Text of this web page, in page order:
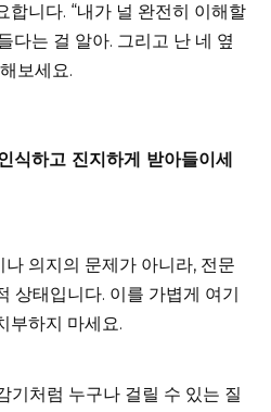
합니다. “내가 널 완전히 이해할
다는 걸 알아. 그리고 난 네 옆
보세요.
식하고 진지하게 받아들이세
의지의 문제가 아니라, 전문
상태입니다. 이를 가볍게 여기
부하지 마세요.
기처럼 누구나 걸릴 수 있는 질